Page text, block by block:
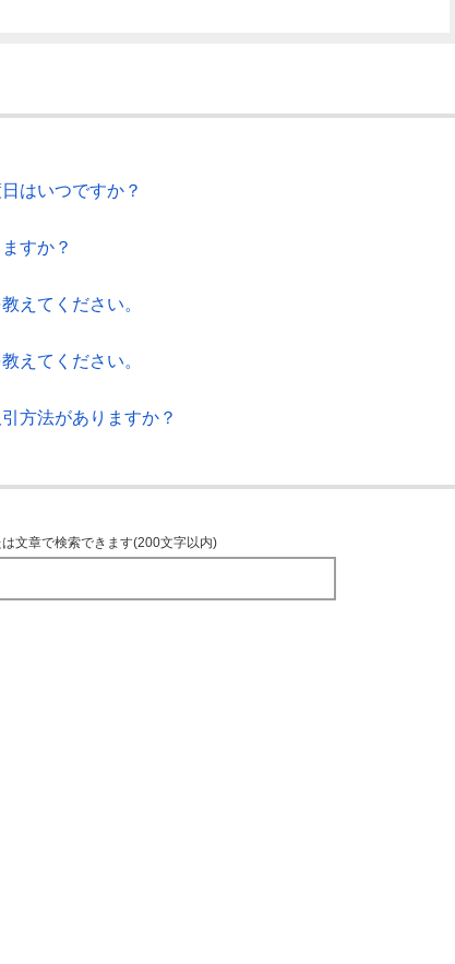
はいつですか？
すか？
えてください。
えてください。
方法がありますか？
文章で検索できます(200文字以内)